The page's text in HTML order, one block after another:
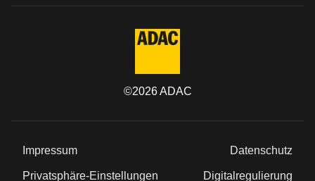
©2026ADAC
Impressum Datenschutz
Privatsphäre-Einstellungen Digitalregulierung